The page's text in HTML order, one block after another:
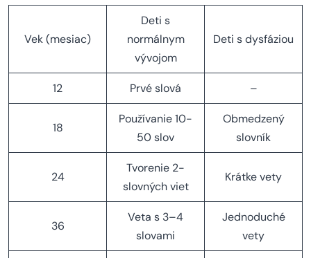
Vek (mesiac)
Deti s
normálnym
vývojom
Deti s dysfáziou
12 Prvé slová –
18
Používanie 10-
50 slov
Obmedzený
slovník
24
Tvorenie 2-
slovných viet
Krátke vety
36
Veta s 3–4
slovami
Jednoduché
vety